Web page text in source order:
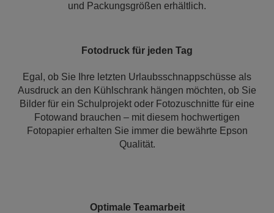
und Packungsgrößen erhältlich.
Fotodruck für jeden Tag
Egal, ob Sie Ihre letzten Urlaubsschnappschüsse als
Ausdruck an den Kühlschrank hängen möchten, ob Sie
Bilder für ein Schulprojekt oder Fotozuschnitte für eine
Fotowand brauchen – mit diesem hochwertigen
Fotopapier erhalten Sie immer die bewährte Epson
Qualität.
Optimale Teamarbeit